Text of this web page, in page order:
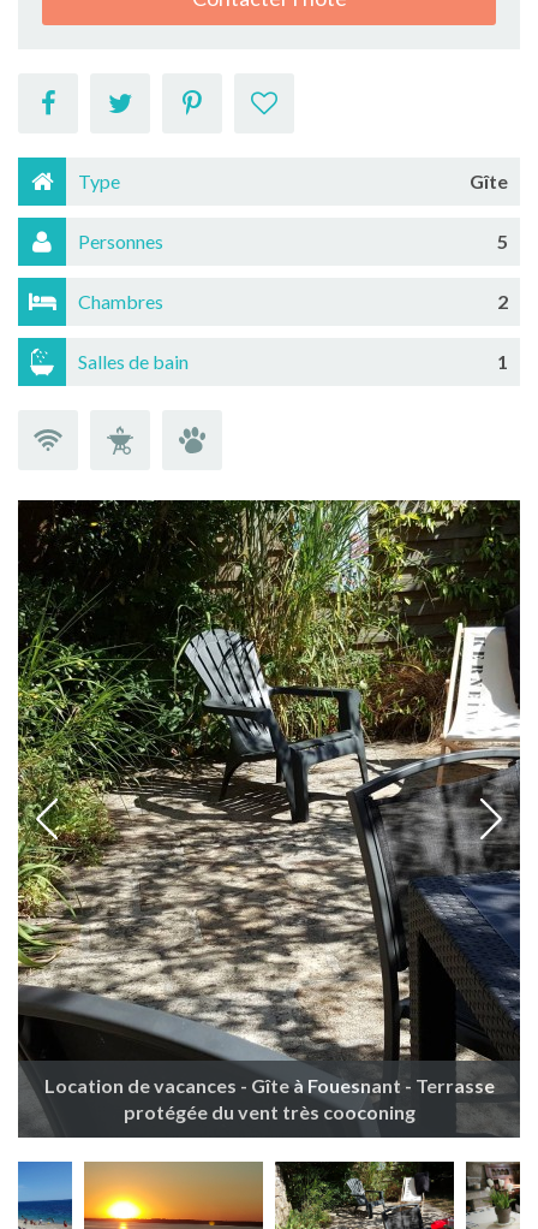
Type Gîte
Personnes 5
Chambres 2
Salles de bain 1
Location de vacances - Gîte à Fouesnant - Terrasse
protégée du vent très cooconing